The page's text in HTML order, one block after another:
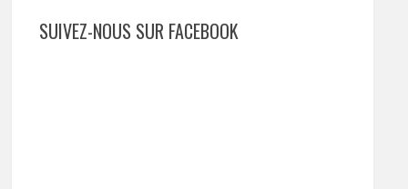
SUIVEZ-NOUS SUR FACEBOOK